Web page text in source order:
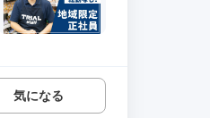
気になる